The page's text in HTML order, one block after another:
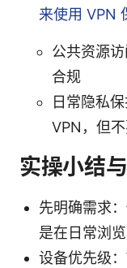
来使用 VPN
公共资源
合规
日常隐私
VPN，但
实操小结
先明确需求
是在日常浏
设备优先级